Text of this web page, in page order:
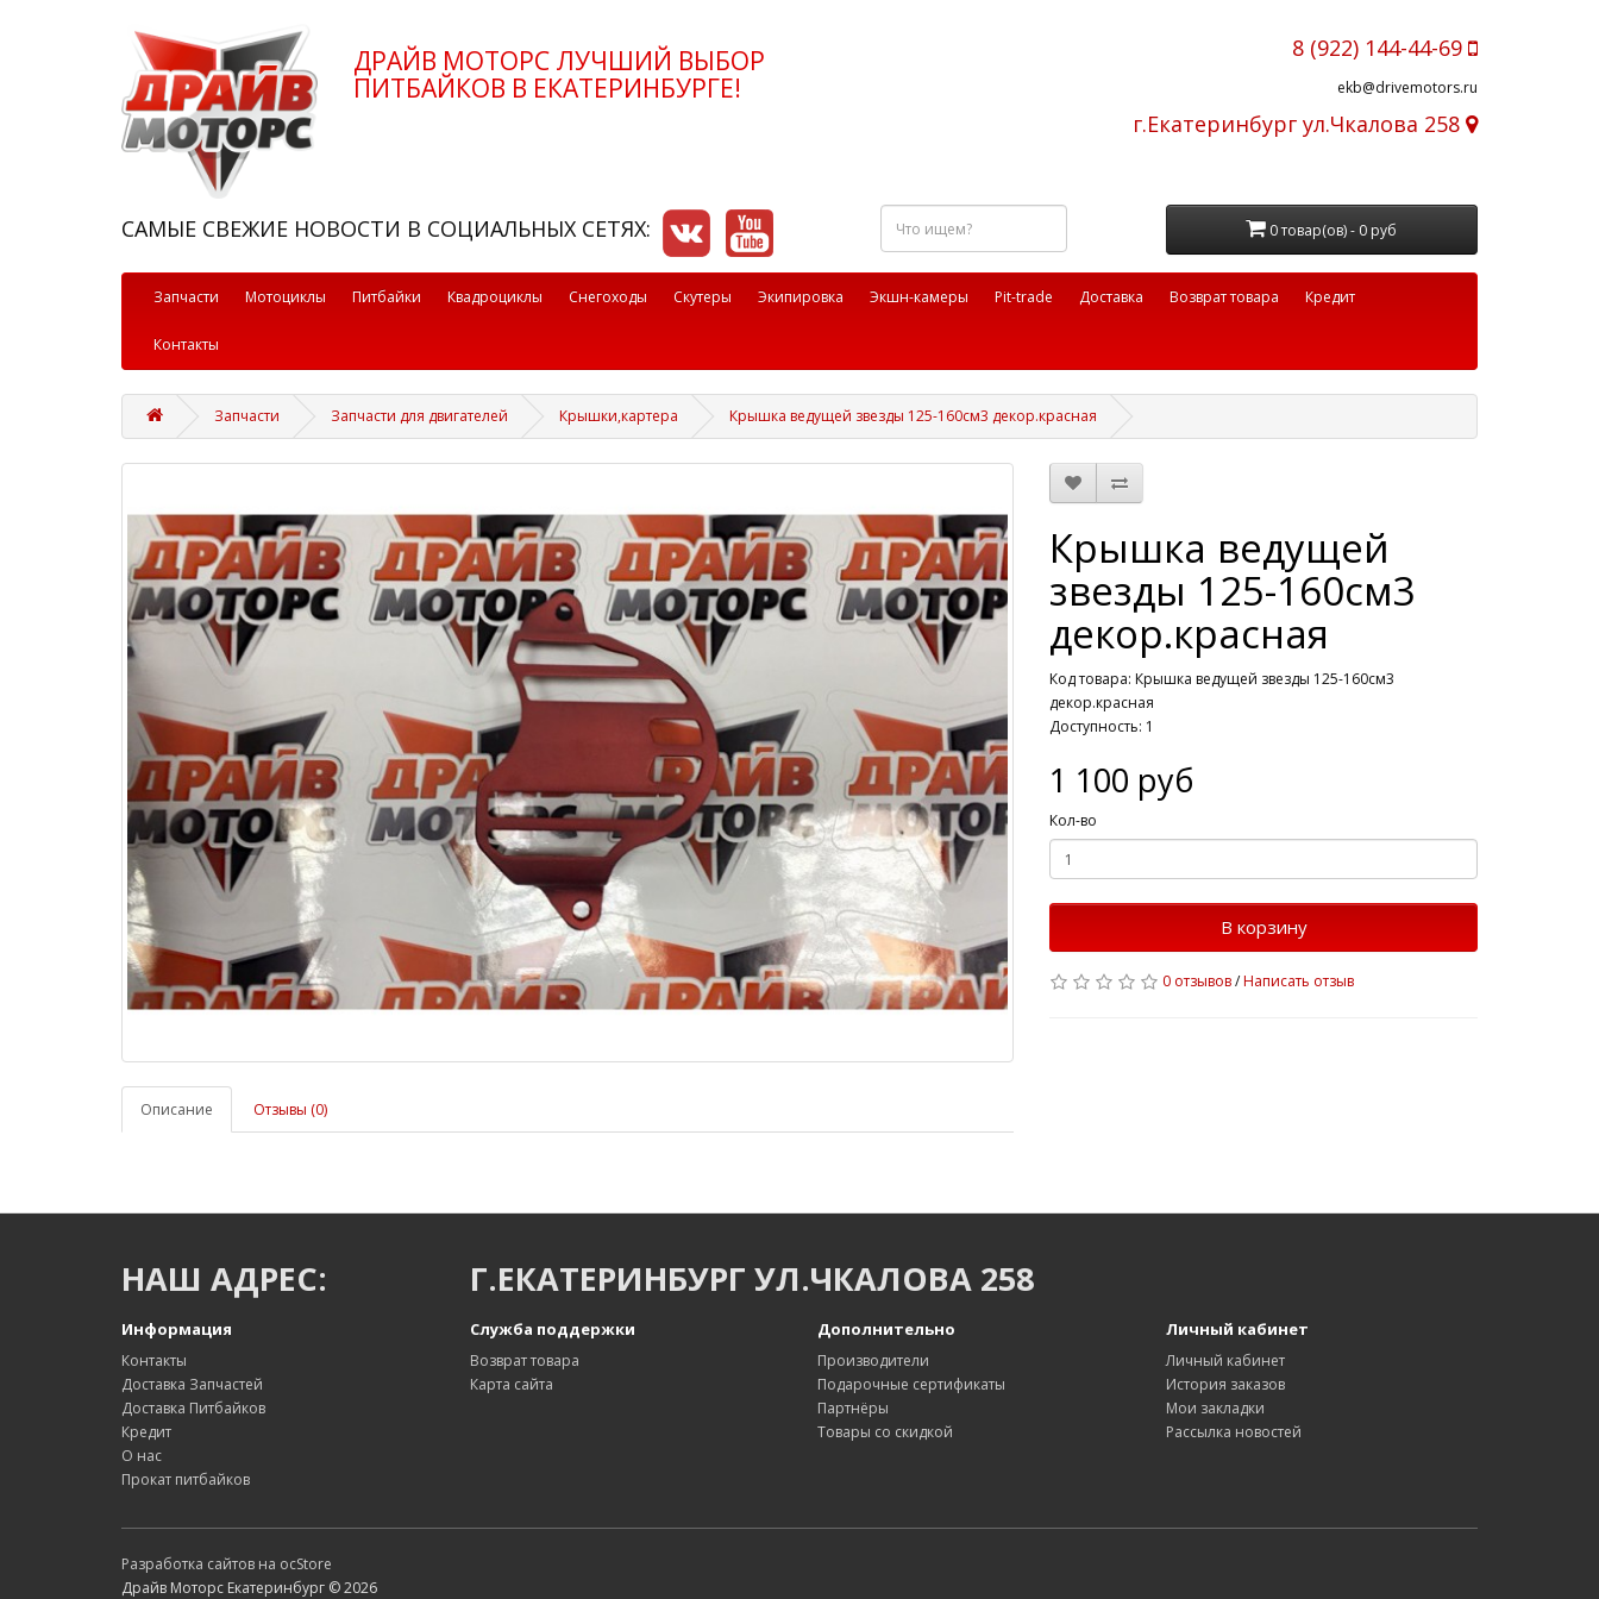
ДРАЙВ МОТОРС ЛУЧШИЙ ВЫБОР
ПИТБАЙКОВ В ЕКАТЕРИНБУРГЕ!
8 (922) 144-44-69
ekb@drivemotors.ru
г.Екатеринбург ул.Чкалова 258
САМЫЕ СВЕЖИЕ НОВОСТИ В СОЦИАЛЬНЫХ СЕТЯХ:
Что
ищем?
0 товар(ов) - 0 руб
Запчасти Мотоциклы Питбайки Квадроциклы Снегоходы Скутеры Экипировка Экшн-камеры Pit-trade Доставка Возврат товара Кредит
Контакты
Запчасти Запчасти для двигателей Крышки,картера Крышка ведущей звезды 125-160см3 декор.красная
Описание Отзывы (0)
Крышка ведущей
звезды 125-160см3
декор.красная
Код товара: Крышка ведущей звезды 125-160см3
декор.красная
Доступность: 1
1 100 руб
Кол-во
В корзину
0 отзывов/Написать отзыв
НАШ АДРЕС: Г.ЕКАТЕРИНБУРГ УЛ.ЧКАЛОВА 258
Информация
Контакты
Доставка Запчастей
Доставка Питбайков
Кредит
О нас
Прокат питбайков
Служба поддержки
Возврат товара
Карта сайта
Дополнительно
Производители
Подарочные сертификаты
Партнёры
Товары со скидкой
Личный кабинет
Личный кабинет
История заказов
Мои закладки
Рассылка новостей
Разработка сайтов на ocStore
Драйв Моторс Екатеринбург © 2026